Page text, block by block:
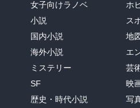
女子向けラノベ
小説
国内小説
海外小説
ミステリー
SF
歴史・時代小説
ホ
ス
地
エ
芸
映
写